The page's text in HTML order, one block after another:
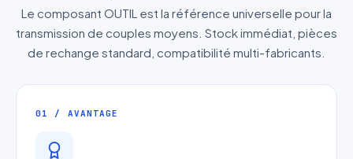
Le composant OUTIL est la référence universelle pour la
transmission de couples moyens. Stock immédiat, pièces
de rechange standard, compatibilité multi-fabricants.
01 / AVANTAGE